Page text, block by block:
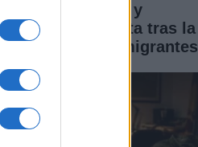
económico y
en Ceuta tras la
masiva de migrantes